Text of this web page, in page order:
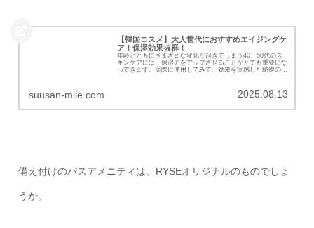
【韓国コスメ】大人世代におすすめエイジングケ
ア！保湿効果抜群！
年齢とともにさまざまな変化が起きてしまう40、50代のス
キンケアには、保湿力をアップさせることがとても重要にな
ってきます。実際に使用してみて、効果を実感した納得のお
suusan-mile.com 2025.08.13
備え付けのバスアメニティは、RYSEオリジナルのものでしょ
うか。